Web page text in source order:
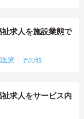
求人を施設業態で
療 その他
求人をサービス内